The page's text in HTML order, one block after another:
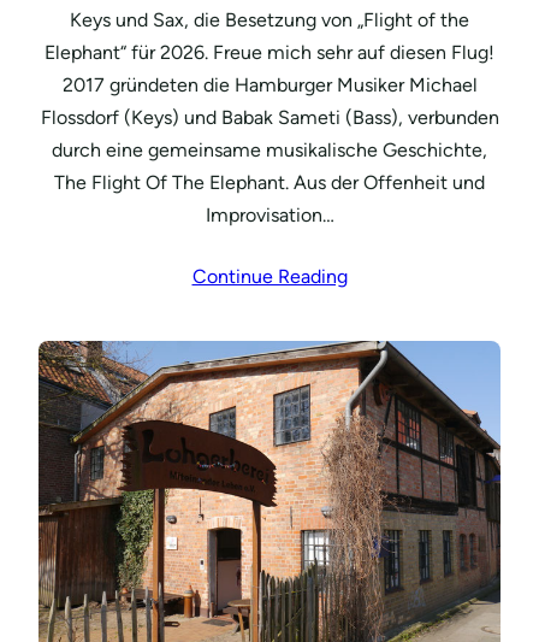
Keys und Sax, die Besetzung von „Flight of the
Elephant“ für 2026. Freue mich sehr auf diesen Flug!
2017 gründeten die Hamburger Musiker Michael
Flossdorf (Keys) und Babak Sameti (Bass), verbunden
durch eine gemeinsame musikalische Geschichte,
The Flight Of The Elephant. Aus der Offenheit und
Improvisation…
Continue Reading